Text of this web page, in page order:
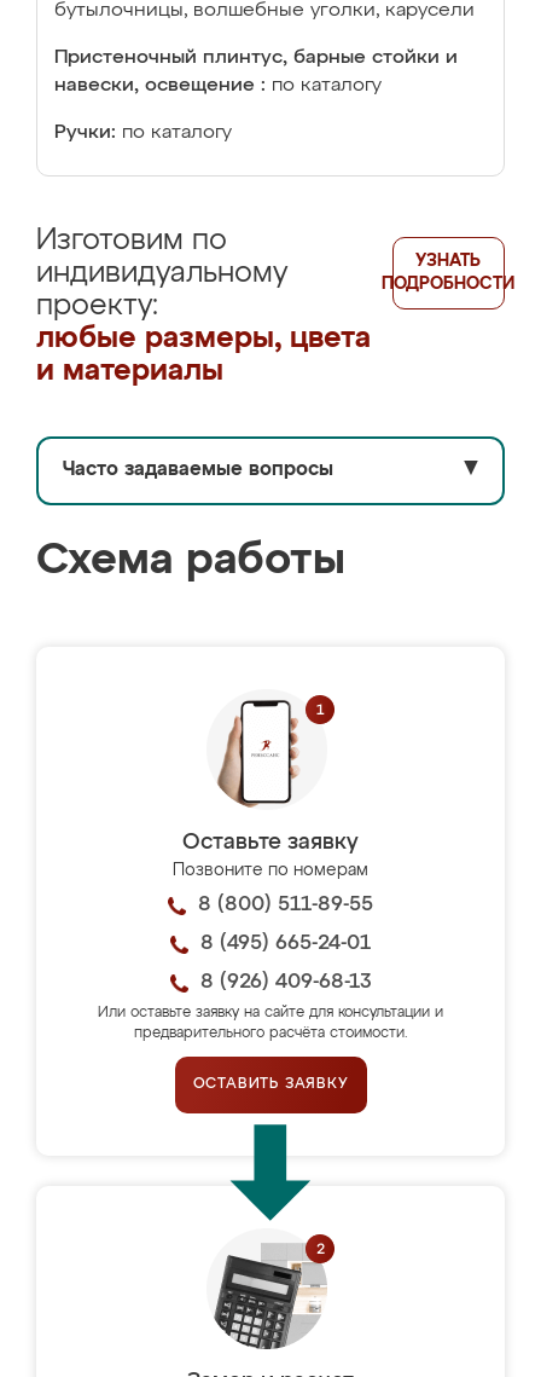
бутылочницы, волшебные уголки, карусели
Пристеночный плинтус, барные стойки и
навески, освещение : по каталогу
Ручки: по каталогу
Изготовим по
индивидуальному
проекту:
любые размеры, цвета
и материалы
УЗНАТЬ
ПОДРОБНОСТИ
Часто задаваемые вопросы ▼
Схема работы
Оставьте заявку
Позвоните по номерам
8 (800) 511-89-55
8 (495) 665-24-01
8 (926) 409-68-13
Или оставьте заявку на сайте для консультации и
предварительного расчёта стоимости.
ОСТАВИТЬ ЗАЯВКУ